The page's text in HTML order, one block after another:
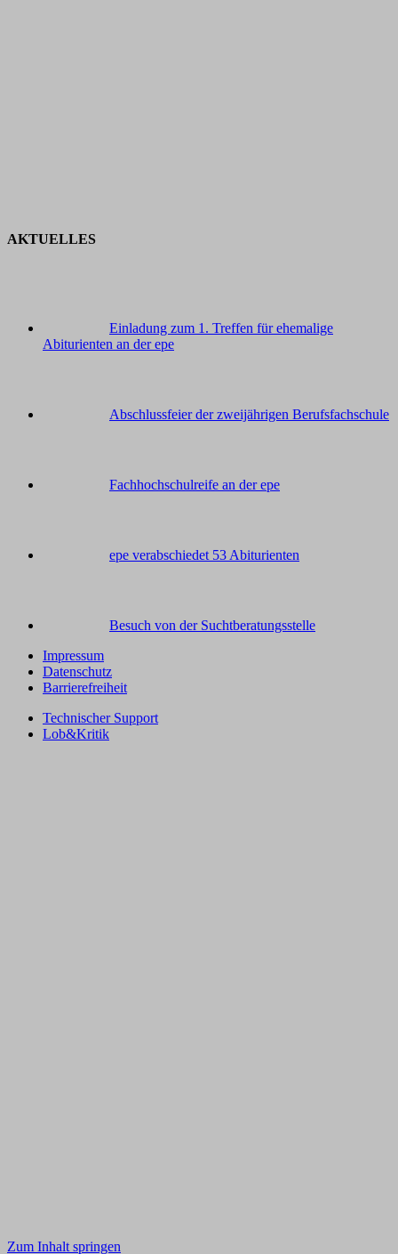
AKTUELLES
Einladung zum 1. Treffen für ehemalige
Abiturienten an der epe
Abschlussfeier der zweijährigen Berufsfachschule
Fachhochschulreife an der epe
epe verabschiedet 53 Abiturienten
Besuch von der Suchtberatungsstelle
Impressum
Datenschutz
Barrierefreiheit
Technischer Support
Lob&Kritik
Zum Inhalt springen